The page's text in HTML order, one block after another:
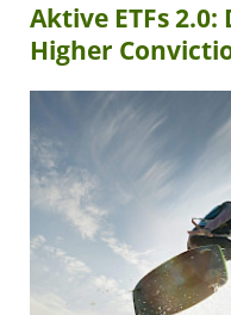
Aktive ETFs
Higher